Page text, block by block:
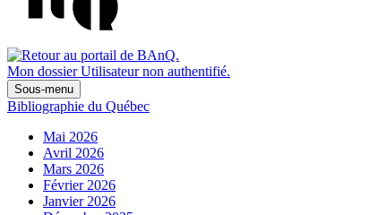
Mon dossier Utilisateur non authentifié.
Sous-menu
Bibliographie du Québec
Mai 2026
Avril 2026
Mars 2026
Février 2026
Janvier 2026